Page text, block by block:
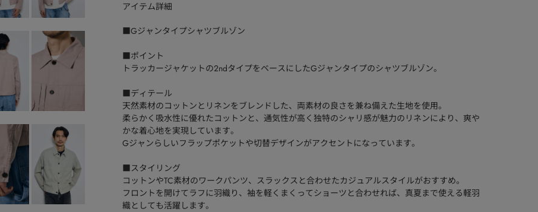
アイテム詳細
■Gジャンタイプシャツブルゾン
■ポイント
トラッカージャケットの2ndタイプをベースにしたGジャンタイプのシャツブルゾン。
■ディテール
天然素材のコットンとリネンをブレンドした、両素材の良さを兼ね備えた生地を使用。
柔らかく吸水性に優れたコットンと、通気性が高く独特のシャリ感が魅力のリネンにより、爽や
かな着心地を実現しています。
Gジャンらしいフラップポケットや切替デザインがアクセントになっています。
■スタイリング
コットンやTC素材のワークパンツ、スラックスと合わせたカジュアルスタイルがおすすめ。
フロントを開けてラフに羽織り、袖を軽くまくってショーツと合わせれば、真夏まで使える軽羽
織としても活躍します。